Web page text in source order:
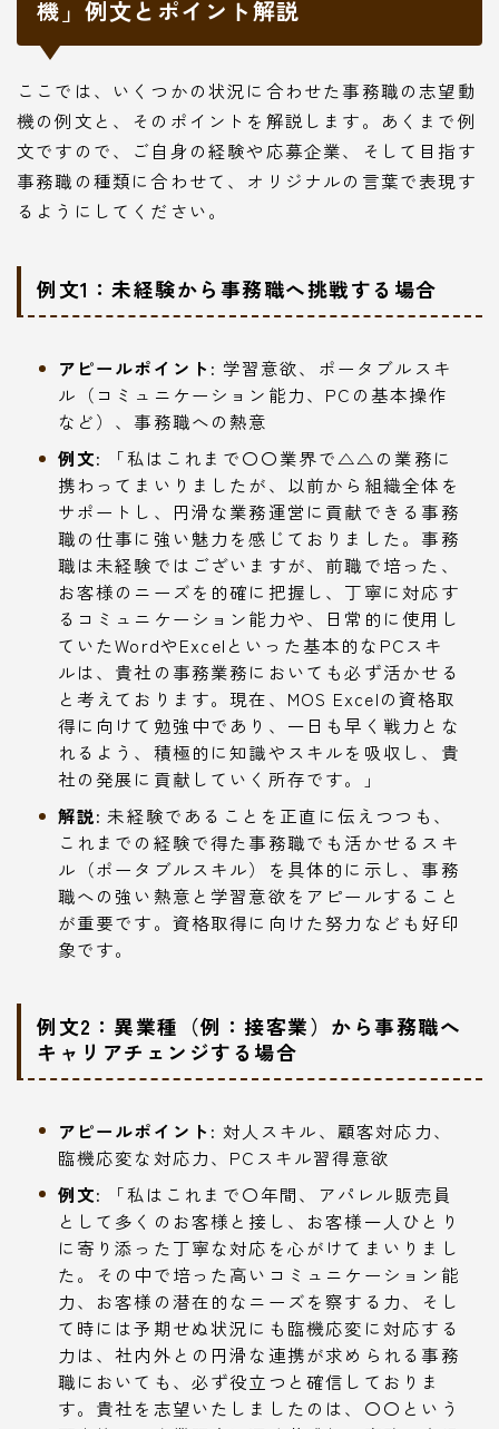
機」例文とポイント解説
ここでは、いくつかの状況に合わせた事務職の志望動
機の例文と、そのポイントを解説します。あくまで例
文ですので、ご自身の経験や応募企業、そして目指す
事務職の種類に合わせて、オリジナルの言葉で表現す
るようにしてください。
例文1：未経験から事務職へ挑戦する場合
アピールポイント: 学習意欲、ポータブルスキ
ル（コミュニケーション能力、PCの基本操作
など）、事務職への熱意
例文: 「私はこれまで〇〇業界で△△の業務に
携わってまいりましたが、以前から組織全体を
サポートし、円滑な業務運営に貢献できる事務
職の仕事に強い魅力を感じておりました。事務
職は未経験ではございますが、前職で培った、
お客様のニーズを的確に把握し、丁寧に対応す
るコミュニケーション能力や、日常的に使用し
ていたWordやExcelといった基本的なPCスキ
ルは、貴社の事務業務においても必ず活かせる
と考えております。現在、MOS Excelの資格取
得に向けて勉強中であり、一日も早く戦力とな
れるよう、積極的に知識やスキルを吸収し、貴
社の発展に貢献していく所存です。」
解説: 未経験であることを正直に伝えつつも、
これまでの経験で得た事務職でも活かせるスキ
ル（ポータブルスキル）を具体的に示し、事務
職への強い熱意と学習意欲をアピールすること
が重要です。資格取得に向けた努力なども好印
象です。
例文2：異業種（例：接客業）から事務職へ
キャリアチェンジする場合
アピールポイント: 対人スキル、顧客対応力、
臨機応変な対応力、PCスキル習得意欲
例文: 「私はこれまで〇年間、アパレル販売員
として多くのお客様と接し、お客様一人ひとり
に寄り添った丁寧な対応を心がけてまいりまし
た。その中で培った高いコミュニケーション能
力、お客様の潜在的なニーズを察する力、そし
て時には予期せぬ状況にも臨機応変に対応する
力は、社内外との円滑な連携が求められる事務
職においても、必ず役立つと確信しておりま
す。貴社を志望いたしましたのは、〇〇という